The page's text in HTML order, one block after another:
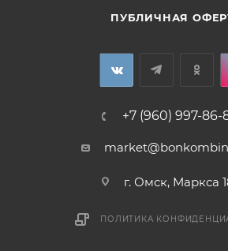
ПУБЛИЧНАЯ
+7 (960) 997-86-
г. Омск, Маркса
ПОЛИТИКА